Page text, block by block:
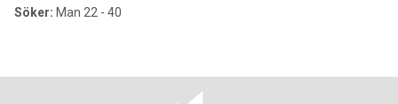
Söker: Man 22 - 40